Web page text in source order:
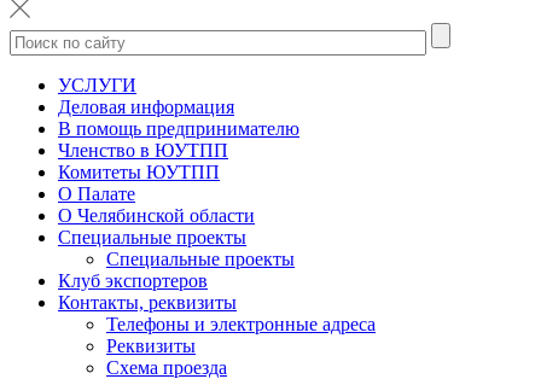
УСЛУГИ
Деловая информация
В помощь предпринимателю
Членство в ЮУТПП
Комитеты ЮУТПП
О Палате
О Челябинской области
Специальные проекты
Специальные проекты
Клуб экспортеров
Контакты, реквизиты
Телефоны и электронные адреса
Реквизиты
Схема проезда